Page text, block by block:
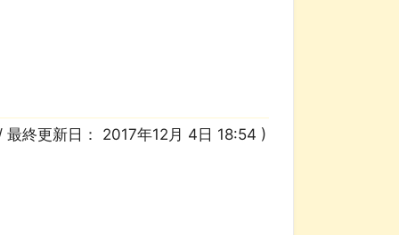
最終更新日： 2017年12月 4日 18:54 )